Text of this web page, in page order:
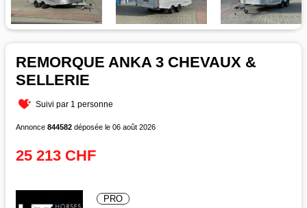
REMORQUE ANKA 3 CHEVAUX &
SELLERIE
Suivi par 1 personne
Annonce 844582 déposée le 06 août 2026
25 213 CHF
PRO